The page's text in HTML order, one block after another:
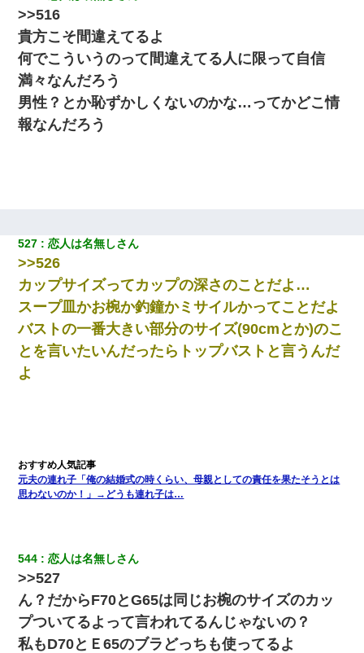
>>516
貴方こそ間違えてるよ
何でこういうのって間違えてる人に限って自信
満々なんだろう
男性？とか恥ずかしくないのかな…ってかどこ情
報なんだろう
527 恋人は名無しさん
>>526
カップサイズってカップの深さのことだよ…
スープ皿かお椀か釣鐘かミサイルかってことだよ
バストの一番大きい部分のサイズ(90cmとか)のこ
とを言いたいんだったらトップバストと言うんだ
よ
元夫の連れ子「俺の結婚式の時くらい、母親としての責任を果たそうとは
思わないのか！」→どうも連れ子は…
544 恋人は名無しさん
>>527
ん？だからF70とG65は同じお椀のサイズのカッ
プついてるよって言われてるんじゃないの？
私もD70とＥ65のブラどっちも使ってるよ